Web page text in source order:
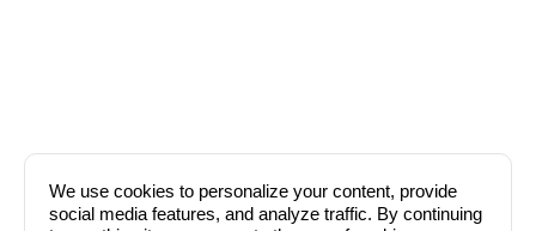
We use cookies to personalize your content, provide
social media features, and analyze traffic. By continuing